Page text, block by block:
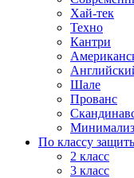
Хай-тек
Техно
Кантри
Шале
Прованс
По классу
2 класс
3 класс